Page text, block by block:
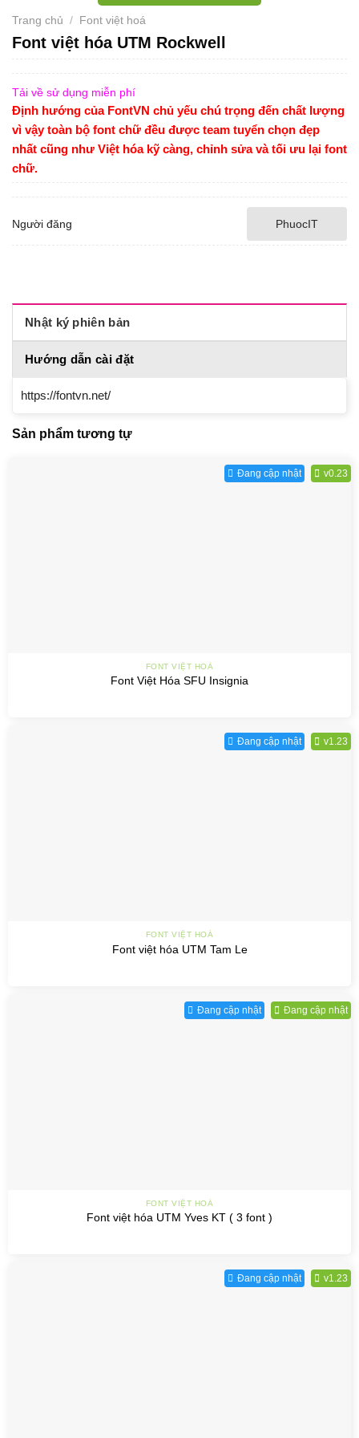
Trang chủ / Font việt hoá
Font việt hóa UTM Rockwell
Tải về sử dụng miễn phí
Định hướng của FontVN chủ yếu chú trọng đến chất lượng
vì vậy toàn bộ font chữ đều được team tuyển chọn đẹp
nhất cũng như Việt hóa kỹ càng, chỉnh sửa và tối ưu lại font
chữ.
Người đăng PhuocIT
Nhật ký phiên bản
Hướng dẫn cài đặt
https://fontvn.net/
Sản phẩm tương tự
Đang cập nhật v0.23
FONT VIỆT HOÁ
Font Việt Hóa SFU Insignia
Đang cập nhật v1.23
FONT VIỆT HOÁ
Font việt hóa UTM Tam Le
Đang cập nhật Đang cập nhật
FONT VIỆT HOÁ
Font việt hóa UTM Yves KT ( 3 font )
Đang cập nhật v1.23